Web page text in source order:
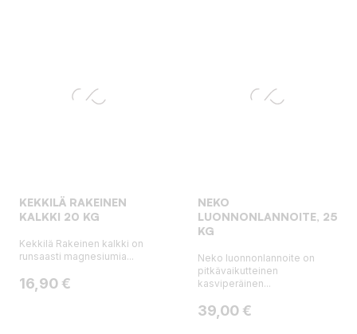
KEKKILÄ RAKEINEN
KALKKI 20 KG
Kekkilä Rakeinen kalkki on
runsaasti magnesiumia...
Hinta
16,90 €
NEKO
LUONNONLANNOITE, 25
KG
Neko luonnonlannoite on
pitkävaikutteinen
kasviperäinen...
Hinta
39,00 €